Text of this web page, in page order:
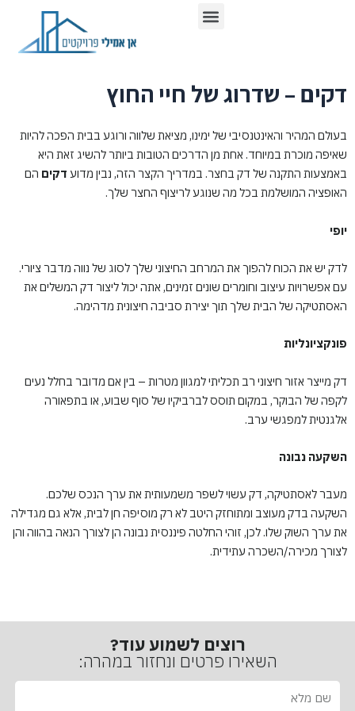
תפריט
דקים – שדרוג של חיי החוץ
בעולם המהיר והאינטנסיבי של ימינו, מציאת שלווה ורוגע בבית הפכה להיות
שאיפה מוכרת במיוחד. אחת מן הדרכים הטובות ביותר להשיג זאת היא
באמצעות התקנה של דק בחצר. במדריך הקצר הזה, נבין מדוע דקים הם
האופציה המושלמת בכל מה שנוגע לריצוף החצר שלך.
יופי
לדק יש את הכוח להפוך את המרחב החיצוני שלך לסוג של נווה מדבר ציורי.
עם אפשרויות עיצוב וחומרים שונים זמינים, אתה יכול ליצור דק המשלים את
האסתטיקה של הבית שלך תוך יצירת סביבה חיצונית מדהימה.
פונקציונליות
דק מייצר אזור חיצוני רב תכליתי למגוון מטרות – בין אם מדובר בחלל נעים
לקפה של הבוקר, במקום תוסס לברביקיו של סוף שבוע, או בתפאורה
אלגנטית למפגשי ערב.
השקעה נבונה
מעבר לאסתטיקה, דק עשוי לשפר משמעותית את ערך הנכס שלכם.
השקעה בדק מעוצב ומתוחזק היטב לא רק מוסיפה חן לבית, אלא גם מגדילה
את ערך השוק שלו. לכן, זוהי החלטה פיננסית נבונה הן לצורך הנאה בהווה והן
לצורך מכירה/השכרה עתידית.
רוצים לשמוע עוד?
השאירו פרטים ונחזור במהרה: